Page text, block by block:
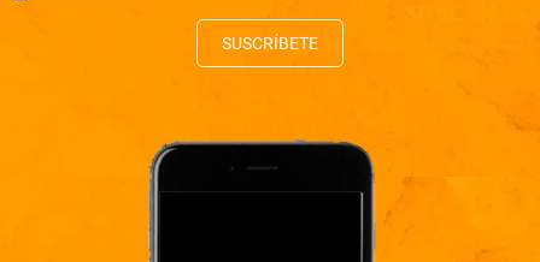
SUSCRÍBETE